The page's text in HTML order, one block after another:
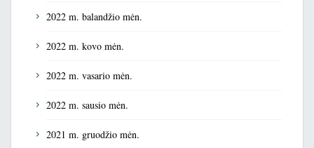
2022 m. balandžio mėn.
2022 m. kovo mėn.
2022 m. vasario mėn.
2022 m. sausio mėn.
2021 m. gruodžio mėn.